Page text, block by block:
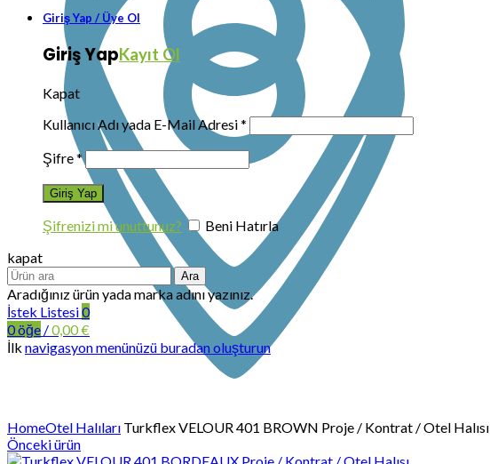
Giriş Yap / Üye Ol
Giriş YapKayıt Ol
Kapat
Kullanıcı Adı yada E-Mail Adresi*
Şifre*
Şifrenizi mi unuttunuz?
Beni Hatırla
kapat
Ara
Aradığınız ürün yada marka adını yazınız.
İstek Listesi0
0öğe /0,00€
İlk navigasyon menünüzü buradan oluşturun
HomeOtel Halıları Turkflex VELOUR 401 BROWN Proje / Kontrat / Otel Halısı
Önceki ürün